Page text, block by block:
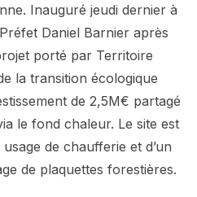
Inauguré jeudi dernier à
Daniel Barnier après
porté par Territoire
la transition écologique
de 2,5M€ partagé
le fond chaleur. Le site est
de chaufferie et d’un
de plaquettes forestières.